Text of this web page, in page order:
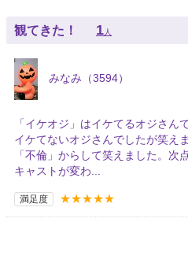
観てきた！ 1 人
みなみ（3594）
「イケオジ」はイケてるオジさん
イケてないオジさんでしたが笑え
「不倫」からして笑えました。次
キャストが変わ...
満足度 ★★★★★